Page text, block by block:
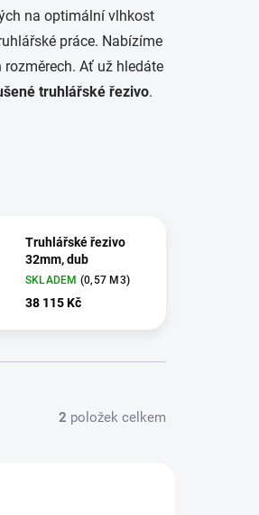
na optimální vlhkost
práce. Nabízíme
rozměrech. Ať už hledáte
truhlářské řezivo.
Truhlářské řezivo
32mm, dub
SKLADEM (0,57 M3)
38 115 Kč
2 položek celkem